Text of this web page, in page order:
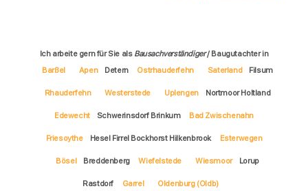
Ich arbeite gern für Sie als Bausachverständiger/ Baugutachter in
Barßel
Apen Detern Ostrhauderfehn Saterland Filsum
Rhauderfehn Westerstede Uplengen Nortmoor Holtland
Edewecht Schwerinsdorf Brinkum Bad Zwischenahn
Friesoythe Hesel Firrel Bockhorst Hilkenbrook Esterwegen
Bösel Breddenberg Wiefelstede Wiesmoor Lorup
Rastdorf Garrel Oldenburg (Oldb)